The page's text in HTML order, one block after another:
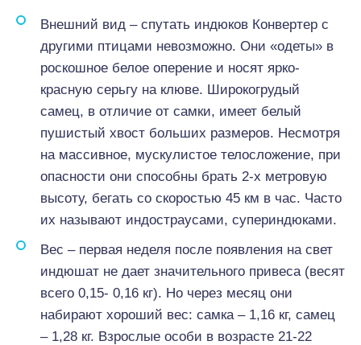
Внешний вид – спутать индюков Конвертер с
другими птицами невозможно. Они «одеты» в
роскошное белое оперение и носят ярко-
красную серьгу на клюве. Широкогрудый
самец, в отличие от самки, имеет белый
пушистый хвост больших размеров. Несмотря
на массивное, мускулистое телосложение, при
опасности они способны брать 2-х метровую
высоту, бегать со скоростью 45 км в час. Часто
их называют индостраусами, супериндюками.
Вес – первая неделя после появления на свет
индюшат не дает значительного привеса (весят
всего 0,15- 0,16 кг). Но через месяц они
набирают хороший вес: самка – 1,16 кг, самец
– 1,28 кг. Взрослые особи в возрасте 21-22